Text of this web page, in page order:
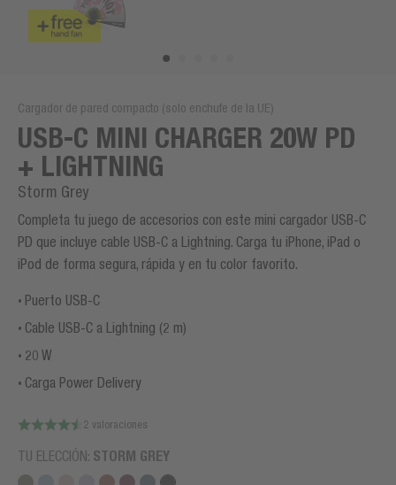
Cargador de pared compacto (solo enchufe de la UE)
USB-C MINI CHARGER 20W PD
+ LIGHTNING
Storm Grey
Completa tu juego de accesorios con este mini cargador USB-C
PD que incluye cable USB-C a Lightning. Carga tu iPhone, iPad o
iPod de forma segura, rápida y en tu color favorito.
Puerto USB-C
Cable USB-C a Lightning (2 m)
20 W
Carga Power Delivery
2 valoraciones
TU ELECCIÓN: STORM GREY